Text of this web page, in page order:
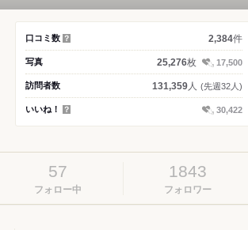
口コミ数 ？ 2,384件
写真 25,276枚 17,500
訪問者数 131,359人 (先週32人)
いいね！ ？ 30,422
57
フォロー中
1843
フォロワー